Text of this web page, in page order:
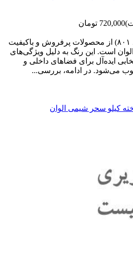
720,000 تومان
رنگ روغنی کرم روشن (کد ۸۰۱) از محصولات پرفروش و باکیفیت
است. این رنگ به دلیل ویژگی‌های
ایده‌آل برای فضاهای داخلی و
می‌شود. در ادامه، بررسی...